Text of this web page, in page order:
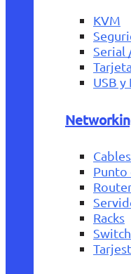
KVM
Serial
USB
Punto
Racks